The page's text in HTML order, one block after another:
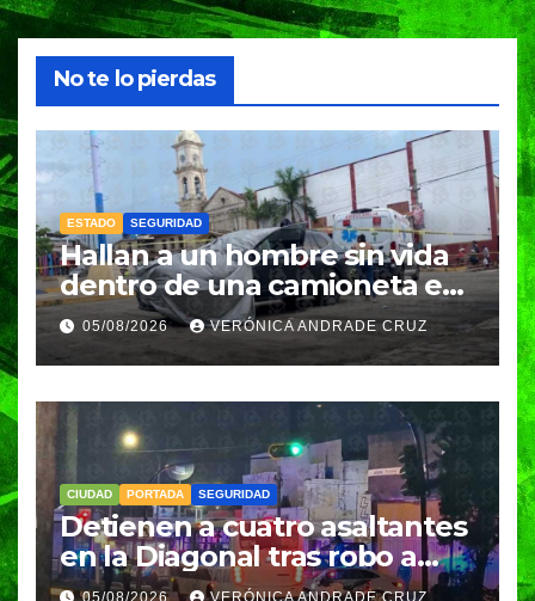
No te lo pierdas
ESTADO SEGURIDAD
Hallan a un hombre sin vida
dentro de una camioneta en
Tenampulco; investigan
homicidio
05/08/2026 VERÓNICA ANDRADE CRUZ
CIUDAD PORTADA SEGURIDAD
Detienen a cuatro asaltantes
en la Diagonal tras robo a
Coppel en el Centro de
05/08/2026 VERÓNICA ANDRADE CRUZ